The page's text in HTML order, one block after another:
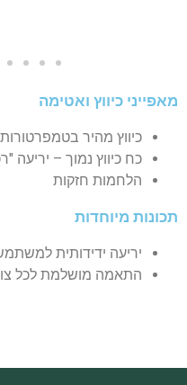
מאפייני כיווץ ואטימה
כיווץ מהיר
כח כיווץ נמוך – יריעה
הלחמות חזקות
תכונות מיוחדות
יריעה ידידותית
התאמה מושלמת לכל